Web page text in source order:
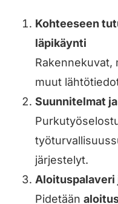
Kohteeseen
läpikäynti
Rakennekuvat,
muut
Suunnitelmat
järjestelyt.
Pidetään